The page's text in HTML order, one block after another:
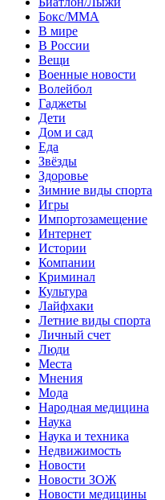
Бокс/MMA
В мире
В России
Вещи
Военные новости
Волейбол
Гаджеты
Дети
Дом и сад
Еда
Звёзды
Здоровье
Зимние виды спорта
Игры
Импортозамещение
Интернет
Истории
Компании
Криминал
Культура
Лайфхаки
Летние виды спорта
Личный счет
Люди
Места
Мнения
Мода
Народная медицина
Наука
Наука и техника
Недвижимость
Новости
Новости ЗОЖ
Новости медицины